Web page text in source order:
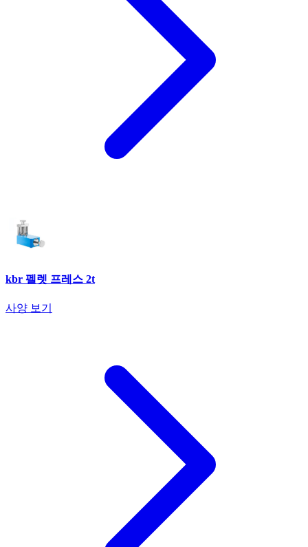
kbr 펠렛 프레스 2t
사양 보기